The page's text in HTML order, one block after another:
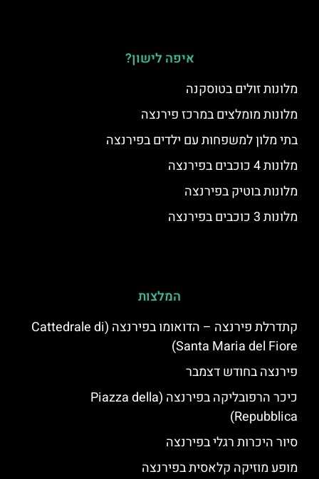
איפה לישון?
מלונות זולים בטוסקנה
מלונות מומלצים במרכז פירנצה
בתי מלון למשפחות עם ילדים בפירנצה
מלונות 4 כוכבים בפירנצה
מלונות בוטיק בפירנצה
מלונות 3 כוכבים בפירנצה
המלצות
קתדרלת פירנצה – הדואומו בפירנצה (Cattedrale di
Santa Maria del Fiore)
פירנצה בחודש דצמבר
כיכר הרפובליקה בפירנצה (Piazza della
Repubblica)
סיור היכרות רגלי בפירנצה
מופע מוזיקה קלאסית בפירנצה